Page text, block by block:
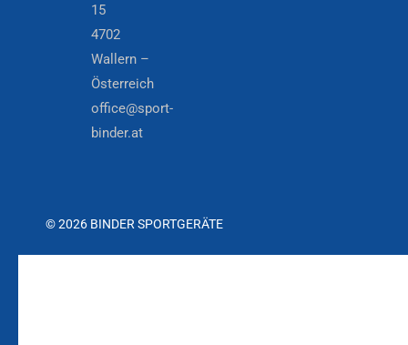
15
4702
Wallern –
Österreich
office@sport-
binder.at
© 2026 BINDER SPORTGERÄTE